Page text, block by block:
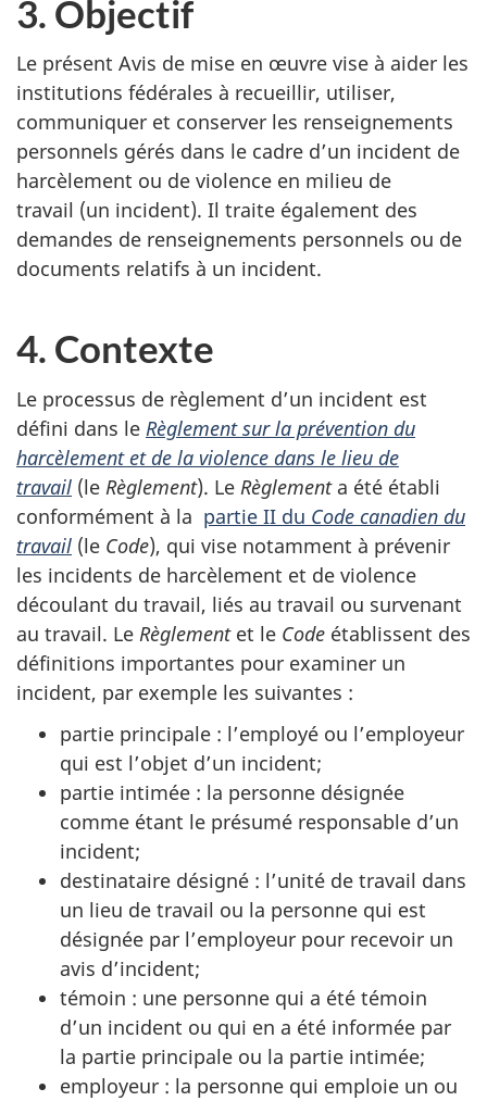
3. Objectif
Le présent Avis de mise en œuvre vise à aider les
institutions fédérales à recueillir, utiliser,
communiquer et conserver les renseignements
personnels gérés dans le cadre d’un incident de
harcèlement ou de violence en milieu de
travail (un incident). Il traite également des
demandes de renseignements personnels ou de
documents relatifs à un incident.
4. Contexte
Le processus de règlement d’un incident est
défini dans le Règlement sur la prévention du
harcèlement et de la violence dans le lieu de
travail (le Règlement). Le Règlementa été établi
conformément à la partie II du Code canadien du
travail (le Code), qui vise notamment à prévenir
les incidents de harcèlement et de violence
découlant du travail, liés au travail ou survenant
au travail. Le Règlementet le Code établissent des
définitions importantes pour examiner un
incident, par exemple les suivantes :
partie principale : l’employé ou l’employeur
qui est l’objet d’un incident;
partie intimée : la personne désignée
comme étant le présumé responsable d’un
incident;
destinataire désigné : l’unité de travail dans
un lieu de travail ou la personne qui est
désignée par l’employeur pour recevoir un
avis d’incident;
témoin : une personne qui a été témoin
d’un incident ou qui en a été informée par
la partie principale ou la partie intimée;
employeur : la personne qui emploie un ou